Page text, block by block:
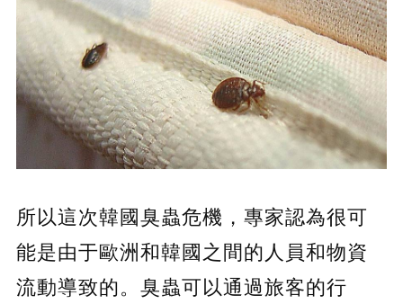
所以這次韓國臭蟲危機，專家認為很可
能是由于歐洲和韓國之間的人員和物資
流動導致的。臭蟲可以通過旅客的行